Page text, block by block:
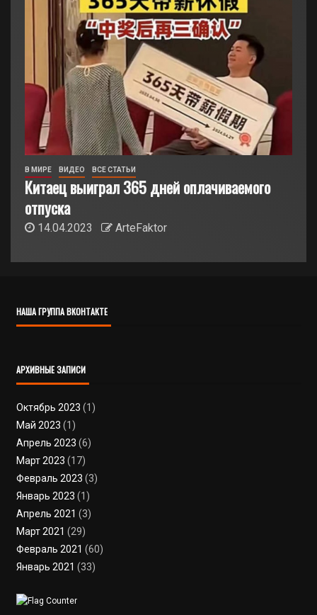
В МИРЕ ВИДЕО ВСЕ СТАТЬИ
Китаец выиграл 365 дней оплачиваемого
отпуска
14.04.2023 ArteFaktor
НАША ГРУППА ВКОНТАКТЕ
АРХИВНЫЕ ЗАПИСИ
Октябрь 2023 (1)
Май 2023 (1)
Апрель 2023 (6)
Март 2023 (17)
Февраль 2023 (3)
Январь 2023 (1)
Апрель 2021 (3)
Март 2021 (29)
Февраль 2021 (60)
Январь 2021 (33)